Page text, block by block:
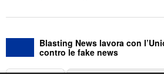
Blasting News lavora con
contro le fake news